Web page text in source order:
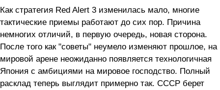
Как стратегия Red Alert 3 изменилась мало, многие
тактические приемы работают до сих пор. Причина
немногих отличий, в первую очередь, новая сторона.
После того как "советы" неумело изменяют прошлое, на
мировой арене неожиданно появляется технологичная
Япония с амбициями на мировое господство. Полный
расклад теперь выглядит примерно так. СССР берет